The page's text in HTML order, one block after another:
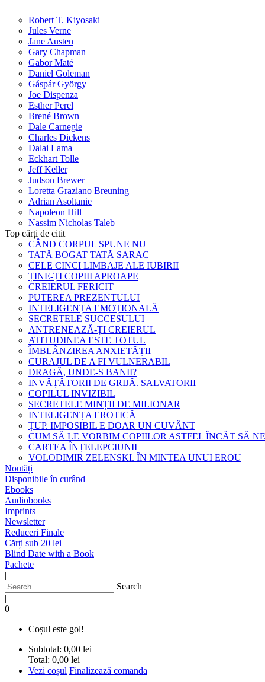
Robert T. Kiyosaki
Jules Verne
Jane Austen
Gary Chapman
Gabor Maté
Daniel Goleman
Gáspár György
Joe Dispenza
Esther Perel
Brené Brown
Dale Carnegie
Charles Dickens
Dalai Lama
Eckhart Tolle
Jeff Keller
Judson Brewer
Loretta Graziano Breuning
Adrian Asoltanie
Napoleon Hill
Nassim Nicholas Taleb
Top cărți de citit
CÂND CORPUL SPUNE NU
TATĂ BOGAT TATĂ SARAC
CELE CINCI LIMBAJE ALE IUBIRII
ȚINE-ȚI COPIII APROAPE
CREIERUL FERICIT
PUTEREA PREZENTULUI
INTELIGENȚA EMOȚIONALĂ
SECRETELE SUCCESULUI
ANTRENEAZĂ-ȚI CREIERUL
ATITUDINEA ESTE TOTUL
ÎMBLÂNZIREA ANXIETĂȚII
CURAJUL DE A FI VULNERABIL
DRAGĂ, UNDE-S BANII?
INVĂȚĂTORII DE GRIJĂ. SALVATORII
COPILUL INVIZIBIL
SECRETELE MINȚII DE MILIONAR
INTELIGENȚA EROTICĂ
ȚUP. IMPOSIBIL E DOAR UN CUVÂNT
CUM SĂ LE VORBIM COPIILOR ASTFEL ÎNCÂT SĂ
CARTEA ÎNȚELEPCIUNII
VOLODIMIR ZELENSKI. ÎN MINTEA UNUI EROU
Noutăți
Disponibile în curând
Ebooks
Audiobooks
Imprints
Newsletter
Reduceri Finale
Cărți sub 20 lei
Blind Date with a Book
Pachete
|
Search
|
0
Coșul este gol!
Subtotal: 0,00 lei
Total: 0,00 lei
Vezi coșul Finalizează comanda